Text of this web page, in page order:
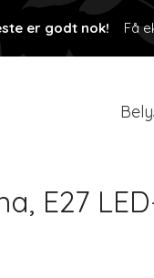
er godt nok! Få
E27